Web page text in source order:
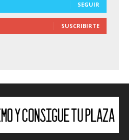
SEGUIR
SUSCRIBIRTE